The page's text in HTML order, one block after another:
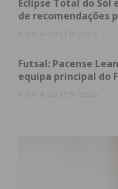
suas creches não
mas centros de
“O forte
qualidade
centenas
Eclipse Total do Sol
de recomendações
9 DE AGOSTO 2026
Futsal: Pacense
equipa principal do
9 DE AGOSTO 2026